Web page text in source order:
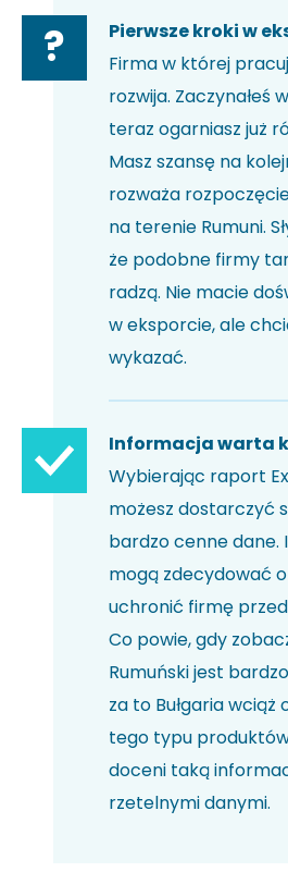
?
Pierwsze kroki w
Firma w której
rozwija. Zaczynałeś
teraz ogarniasz już
Masz szansę na
rozważa
na terenie Rumuni.
że podobne firmy
radzą. Nie macie
w eksporcie, ale
wykazać.
Informacja warta
Wybierając raport
możesz dostarczyć
bardzo cenne
mogą zdecydować
uchronić firmę
Co powie, gdy
Rumuński jest
za to Bułgaria
tego typu
doceni taką
rzetelnymi danymi.